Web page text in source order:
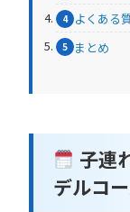
よくある
まとめ
子連
デルコ